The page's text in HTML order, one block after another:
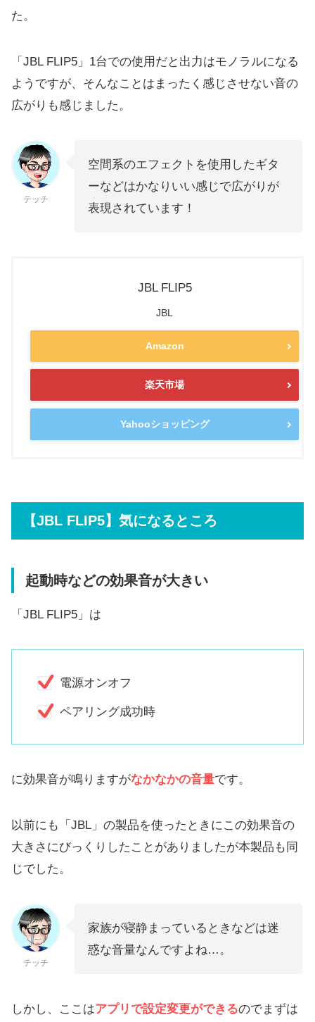
た。
「JBL FLIP5」1台での使用だと出力はモノラルになる
ようですが、そんなことはまったく感じさせない音の
広がりも感じました。
テッチ
空間系のエフェクトを使用したギタ
ーなどはかなりいい感じで広がりが
表現されています！
JBL FLIP5
JBL
Amazon
楽天市場
Yahooショッピング
【JBL FLIP5】気になるところ
起動時などの効果音が大きい
「JBL FLIP5」は
電源オンオフ
ペアリング成功時
に効果音が鳴りますがなかなかの音量です。
以前にも「JBL」の製品を使ったときにこの効果音の
大きさにびっくりしたことがありましたが本製品も同
じでした。
テッチ
家族が寝静まっているときなどは迷
惑な音量なんですよね…。
しかし、ここはアプリで設定変更ができるのでまずは